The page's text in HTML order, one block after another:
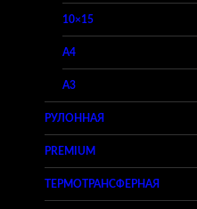
10×15
A4
A3
РУЛОННАЯ
PREMIUM
ТЕРМОТРАНСФЕРНАЯ